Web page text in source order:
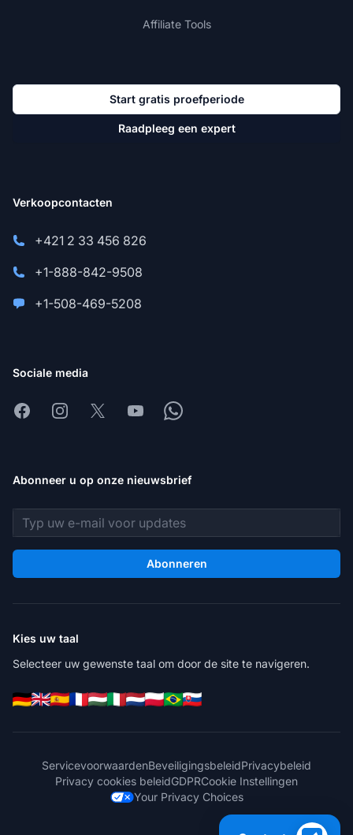
Affiliate Tools
Start gratis proefperiode
Raadpleeg een expert
Verkoopcontacten
+421 2 33 456 826
+1-888-842-9508
+1-508-469-5208
Sociale media
FacebookInstagram
X YoutubeWhatsapp
Abonneer u op onze nieuwsbrief
E-mailadres
Abonneren
Kies uw taal
Selecteer uw gewenste taal om door de site te navigeren.
ServicevoorwaardenBeveiligingsbeleidPrivacybeleid
Privacy cookies beleidGDPRCookie Instellingen
Your Privacy Choices